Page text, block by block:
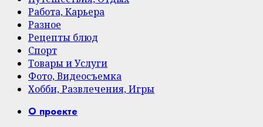
Работа, Карьера
Разное
Рецепты блюд
Спорт
Товары и Услуги
Фото, Видеосъемка
Хобби, Развлечения, Игры
PrimaryО проекте